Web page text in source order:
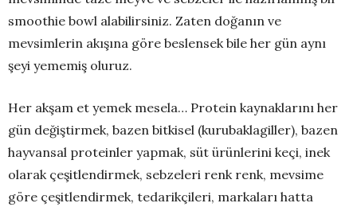
smoothie bowl alabilirsiniz. Zaten doğanın ve
mevsimlerin akışına göre beslensek bile her gün aynı
şeyi yememiş oluruz.
Her akşam et yemek mesela… Protein kaynaklarını her
gün değiştirmek, bazen bitkisel (kurubaklagiller), bazen
hayvansal proteinler yapmak, süt ürünlerini keçi, inek
olarak çeşitlendirmek, sebzeleri renk renk, mevsime
göre çeşitlendirmek, tedarikçileri, markaları hatta